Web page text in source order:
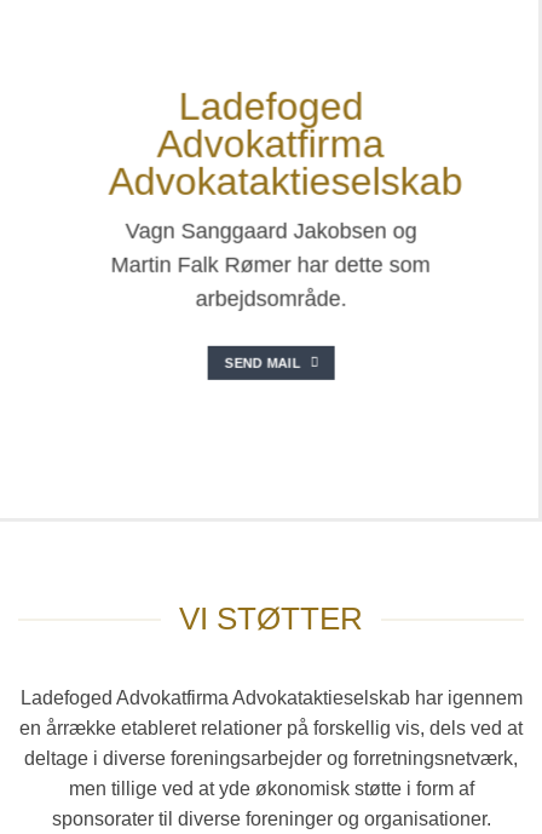
Ladefoged
Advokatfirma
Advokataktieselskab
Vagn Sanggaard Jakobsen og
Martin Falk Rømer har dette som
arbejdsområde.
SEND MAIL
VI STØTTER
Ladefoged Advokatfirma Advokataktieselskab har igennem
en årrække etableret relationer på forskellig vis, dels ved at
deltage i diverse foreningsarbejder og forretningsnetværk,
men tillige ved at yde økonomisk støtte i form af
sponsorater til diverse foreninger og organisationer.